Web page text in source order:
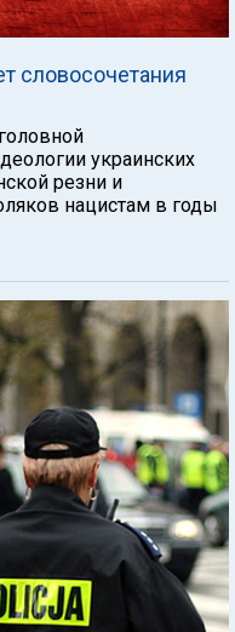
словосочетания
украинских
резни и
нацистам в годы